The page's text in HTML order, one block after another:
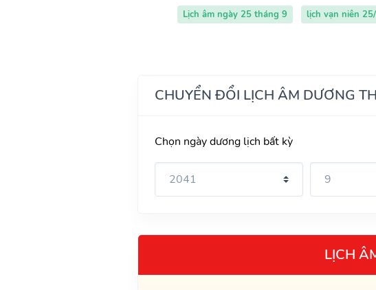
Lịch âm ngày 25 tháng 9 lịch vạn niên
CHUYỂN ĐỔI LỊCH ÂM DƯƠNG
Chọn ngày dương lịch bất kỳ
LỊCH